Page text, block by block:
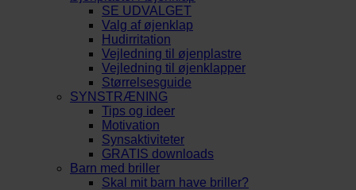
SE UDVALGET
Valg af øjenklap
Hudirritation
Vejledning til øjenplastre
Vejledning til øjenklapper
Størrelsesguide
SYNSTRÆNING
Tips og ideer
Motivation
Synsaktiviteter
GRATIS downloads
Barn med briller
Skal mit barn have briller?